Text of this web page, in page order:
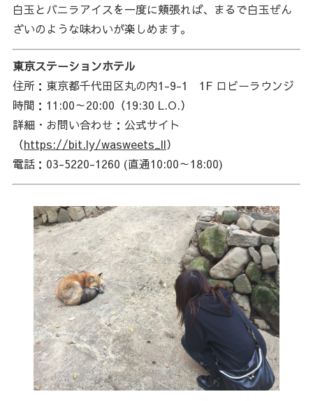
白玉とバニラアイスを一度に頬張れば、まるで白玉ぜん
ざいのような味わいが楽しめます。
東京ステーションホテル
住所：東京都千代田区丸の内1-9-1 1F ロビーラウンジ
時間：11:00～20:00（19:30 L.O.）
詳細・お問い合わせ：公式サイト
（https://bit.ly/wasweets_ll）
電話：03-5220-1260 (直通10:00～18:00)